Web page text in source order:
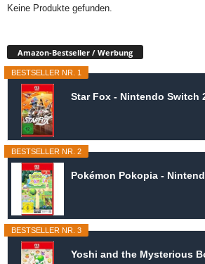
Keine Produkte gefunden.
Amazon-Bestseller / Werbung
BESTSELLER NR. 1
Star Fox - Nintendo Switch
BESTSELLER NR. 2
Pokémon Pokopia -
BESTSELLER NR. 3
Yoshi and the Mysterious